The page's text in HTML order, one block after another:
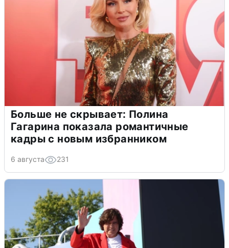
Больше не скрывает: Полина
Гагарина показала романтичные
кадры с новым избранником
6 августа 231